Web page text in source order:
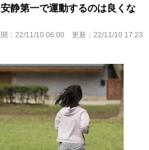
静第一で運動するのは良くな
： 22/11/10 06:00 更新： 22/11/10 17:23